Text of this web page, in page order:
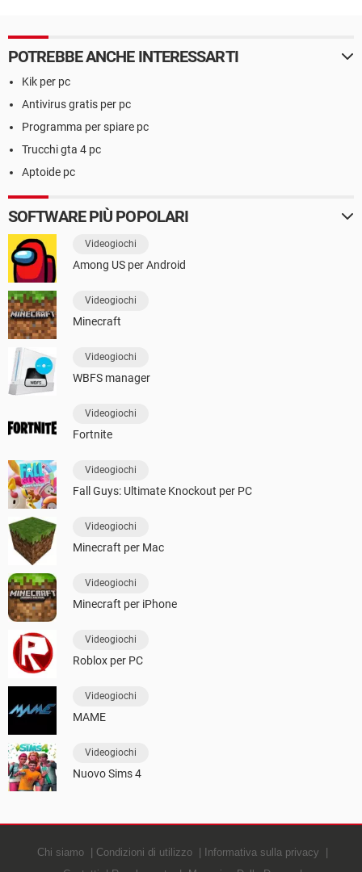
POTREBBE ANCHE INTERESSARTI
Kik per pc
Antivirus gratis per pc
Programma per spiare pc
Trucchi gta 4 pc
Aptoide pc
SOFTWARE PIÙ POPOLARI
Videogiochi
Among US per Android
Videogiochi
Minecraft
Videogiochi
WBFS manager
Videogiochi
Fortnite
Videogiochi
Fall Guys: Ultimate Knockout per PC
Videogiochi
Minecraft per Mac
Videogiochi
Minecraft per iPhone
Videogiochi
Roblox per PC
Videogiochi
MAME
Videogiochi
Nuovo Sims 4
Chi siamo Condizioni di utilizzo
Informativa sulla privacy